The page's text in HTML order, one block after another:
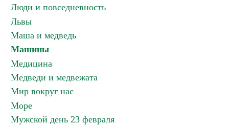
Люди и повседневность
Львы
Маша и медведь
Машины
Медицина
Медведи и медвежата
Мир вокруг нас
Море
Мужской день 23 февраля